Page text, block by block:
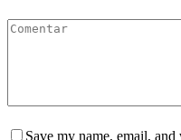
Save my name, email,